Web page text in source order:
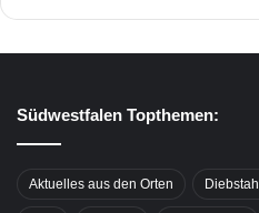
Südwestfalen Topthemen:
Aktuelles aus den Orten Diebstahl